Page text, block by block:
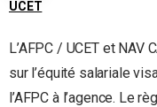
UCET
L’AFPC / UCET et NAV
sur l’équité salariale
l’AFPC à l’agence. Le